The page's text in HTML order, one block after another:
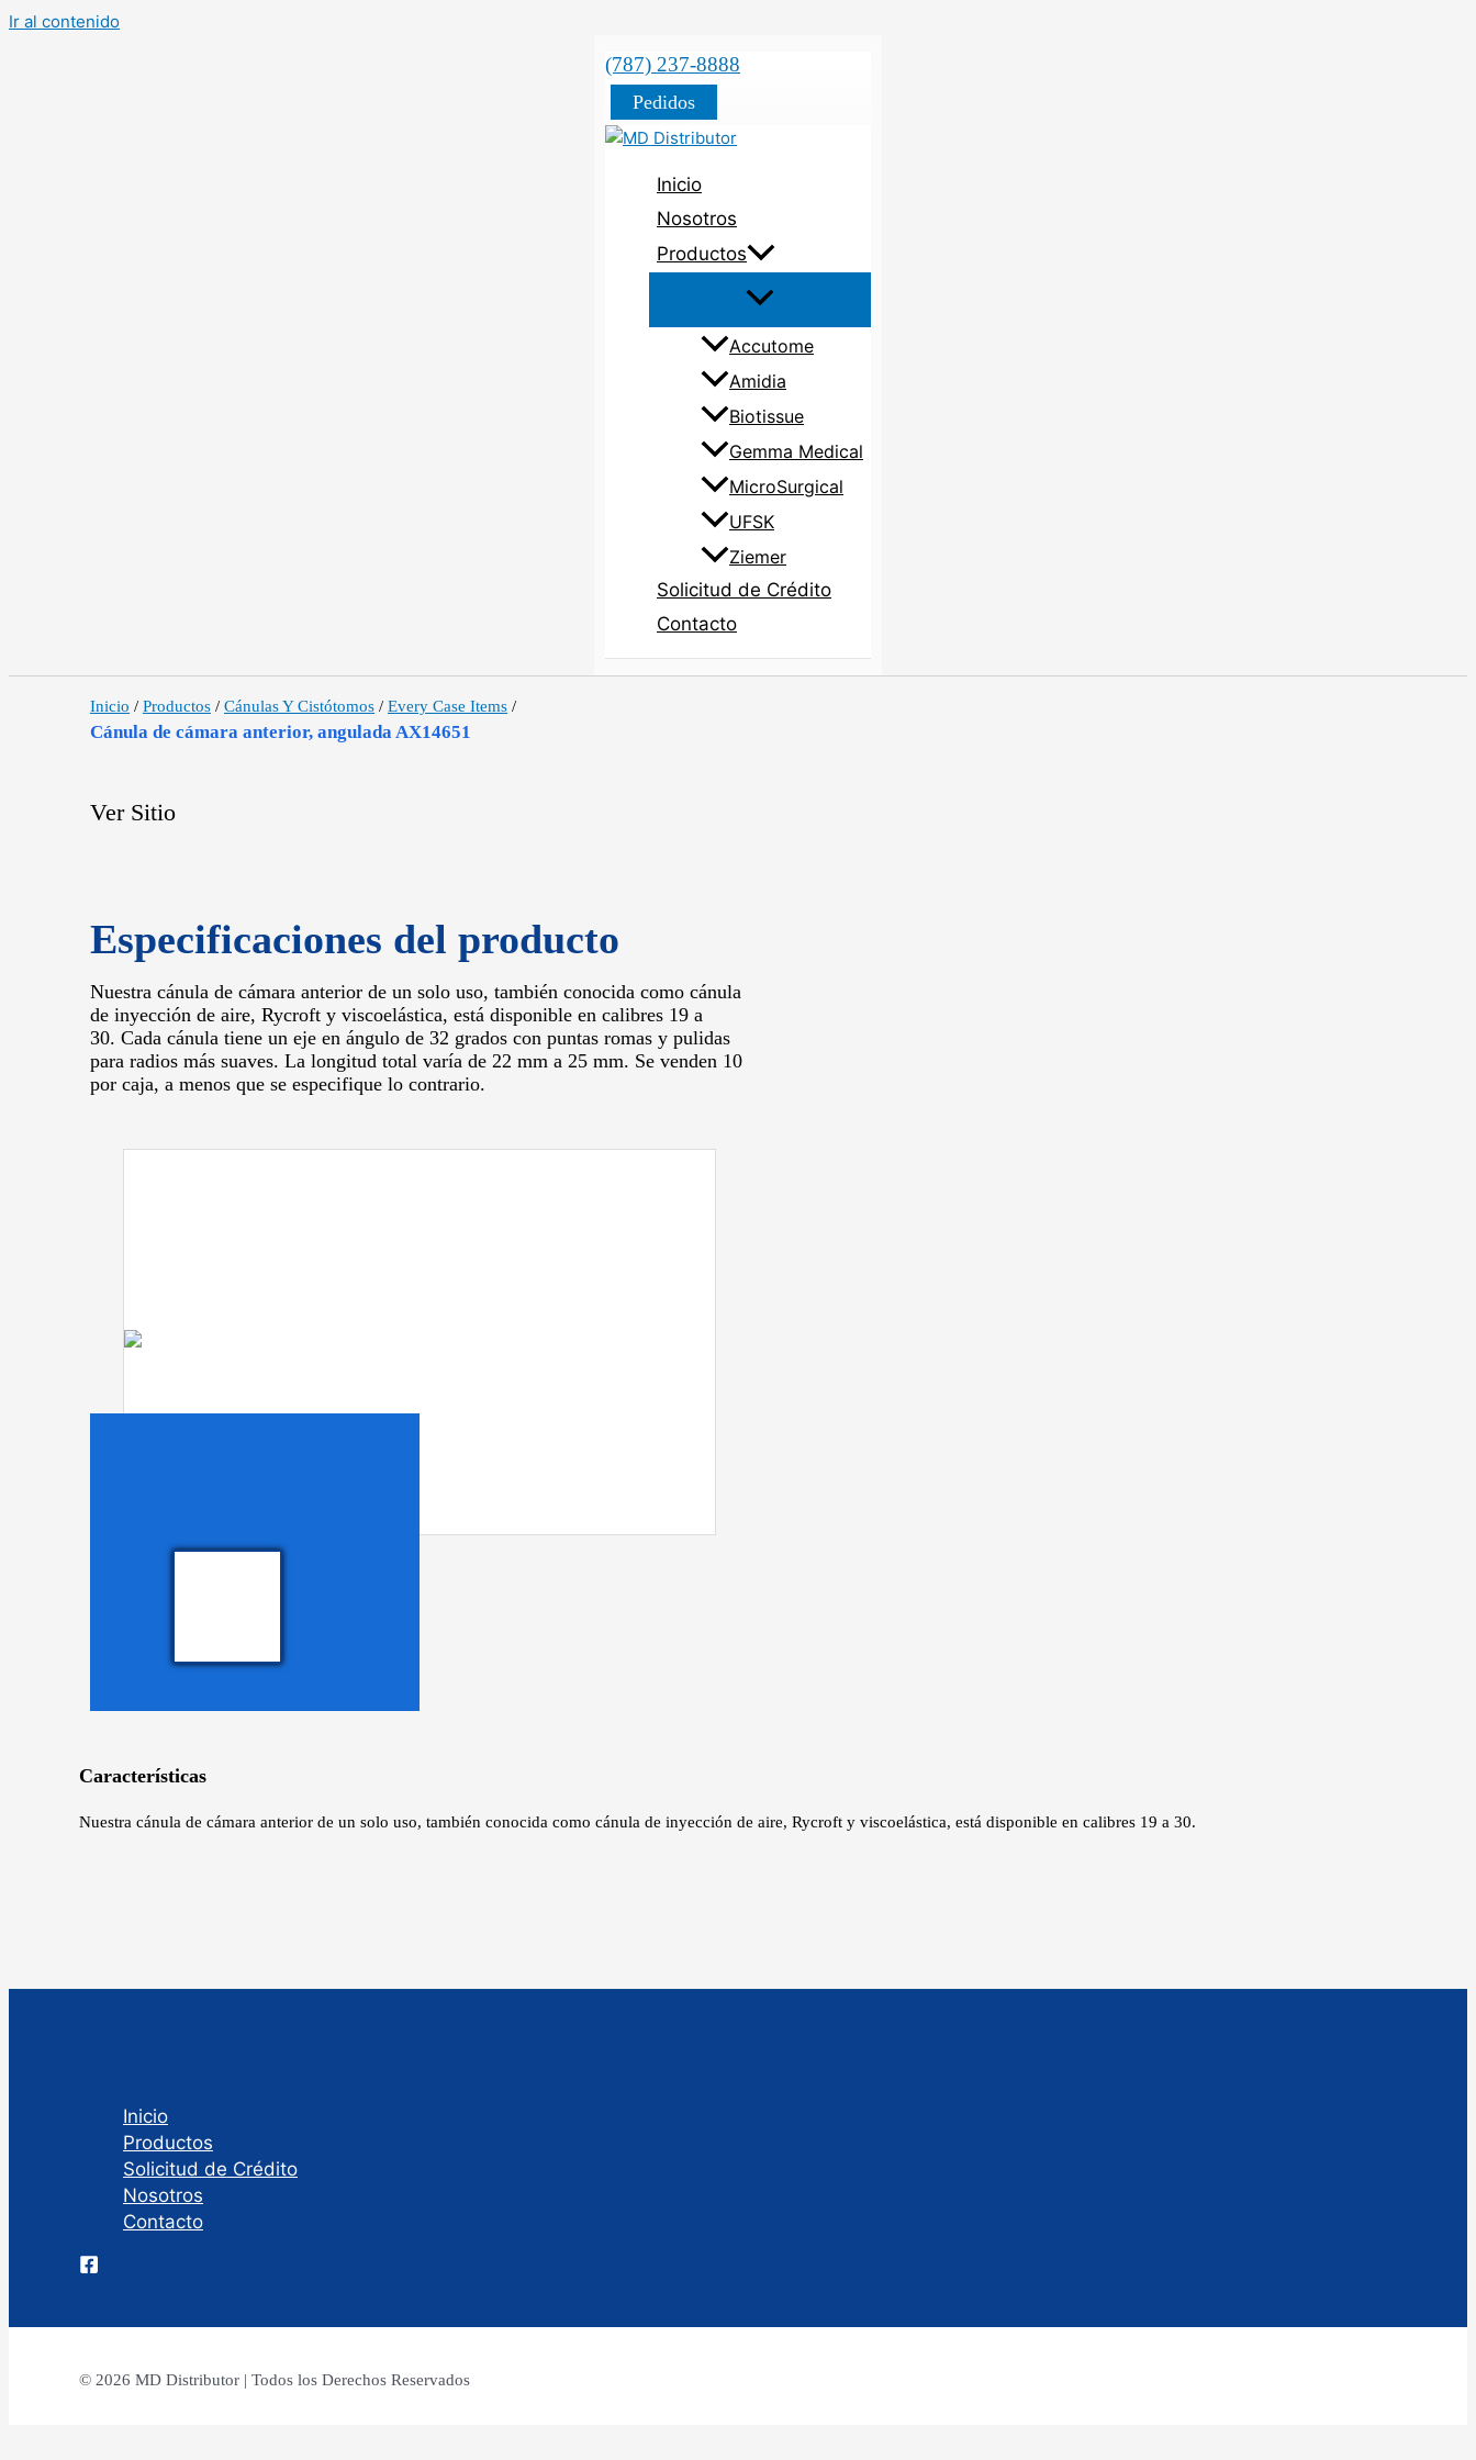
Ir al contenido
(787) 237-8888
Pedidos
Inicio
Nosotros
Productos
Accutome
Amidia
Biotissue
Gemma Medical
MicroSurgical
UFSK
Ziemer
Solicitud de Crédito
Contacto
Inicio / Productos / Cánulas Y Cistótomos / Every Case Items /
Cánula de cámara anterior, angulada AX14651
Ver Sitio
Especificaciones del producto
Nuestra cánula de cámara anterior de un solo uso, también conocida como cánula
de inyección de aire, Rycroft y viscoelástica, está disponible en calibres 19 a
30. Cada cánula tiene un eje en ángulo de 32 grados con puntas romas y pulidas
para radios más suaves. La longitud total varía de 22 mm a 25 mm. Se venden 10
por caja, a menos que se especifique lo contrario.
Características
Nuestra cánula de cámara anterior de un solo uso, también conocida como cánula de inyección de aire, Rycroft y viscoelástica, está disponible en calibres 19 a 30.
Inicio
Productos
Solicitud de Crédito
Nosotros
Contacto
© 2026 MD Distributor | Todos los Derechos Reservados